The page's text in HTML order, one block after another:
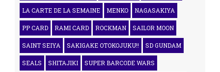
LA CARTE DE LA SEMAINE MENKO NAGASAKIYA
PP CARD RAMI CARD ROCKMAN SAILOR MOON
SAINT SEIYA SAKIGAKE OTOKOJUKU!! SD GUNDAM
SEALS SHITAJIKI SUPER BARCODE WARS